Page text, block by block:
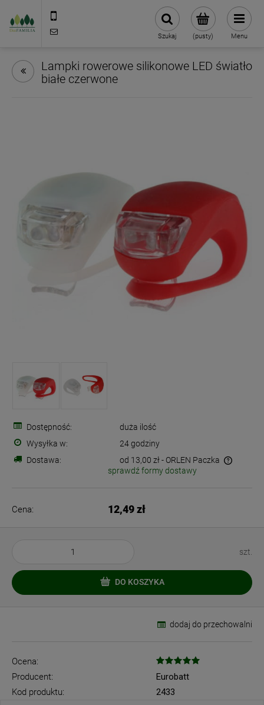
(pusty)
Szukaj Menu
Lampki rowerowe silikonowe LED światło
białe czerwone
Dostępność:
duża ilość
Wysyłka w:
24 godziny
Dostawa:
od 13,00 zł- ORLEN Paczka
Cena nie zawiera ewentualnych kosztów płatności
sprawdź formy dostawy
Cena: 12,49 zł
szt.
DO KOSZYKA
dodaj do przechowalni
Ocena:
Producent:
Eurobatt
Kod produktu:
2433